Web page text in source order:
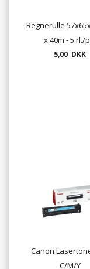
Regnerulle
x 40m - 5 rl./
5,00 DKK
Canon
C/M/Y